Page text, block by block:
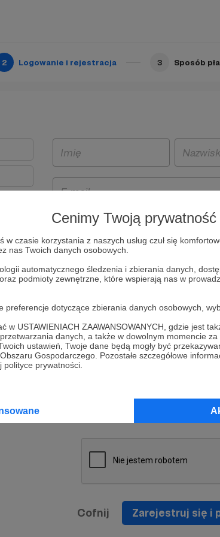
Cenimy Twoją prywatność
w czasie korzystania z naszych usług czuł się
nas Twoich danych osobowych.
automatycznego śledzenia i zbierania danych,
podmioty zewnętrzne, które wspierają nas w
dotyczące zbierania danych osobowych,
w USTAWIENIACH ZAAWANSOWANYCH, gdzie jest
danych, a także w dowolnym momencie
ustawień, Twoje dane będą mogły być
Gospodarczego. Pozostałe szczegółowe
prywatności.
2 Logowanie i rejestracja 3 Sposób
i
będą
z
prawo
na
Politykę Prywatności
* Wyrażam zgodę na przetwarzanie
osobowych podanych w formularzu
prawidłowego świadczenia usług
informacji handlowych - newslettera.
Cofnij Zarejestruj się i